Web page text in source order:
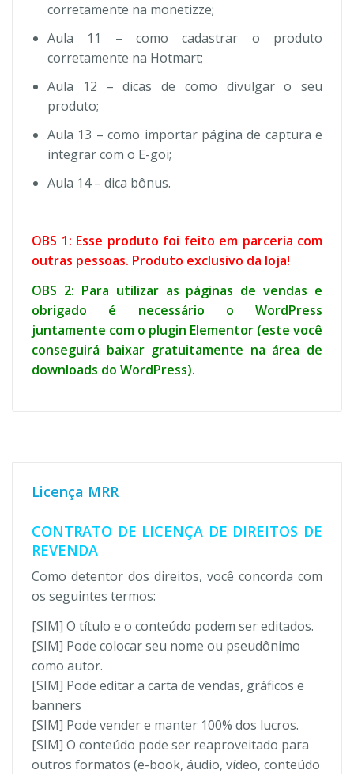
corretamente na monetizze;
Aula 11 – como cadastrar o produto
corretamente na Hotmart;
Aula 12 – dicas de como divulgar o seu
produto;
Aula 13 – como importar página de captura e
integrar com o E-goi;
Aula 14 – dica bônus.
OBS 1: Esse produto foi feito em parceria com
outras pessoas. Produto exclusivo da loja!
OBS 2: Para utilizar as páginas de vendas e
obrigado é necessário o WordPress
juntamente com o plugin Elementor (este você
conseguirá baixar gratuitamente na área de
downloads do WordPress).
Licença MRR
CONTRATO DE LICENÇA DE DIREITOS DE
REVENDA
Como detentor dos direitos, você concorda com
os seguintes termos:
[SIM] O título e o conteúdo podem ser editados.
[SIM] Pode colocar seu nome ou pseudônimo
como autor.
[SIM] Pode editar a carta de vendas, gráficos e
banners
[SIM] Pode vender e manter 100% dos lucros.
[SIM] O conteúdo pode ser reaproveitado para
outros formatos (e-book, áudio, vídeo, conteúdo